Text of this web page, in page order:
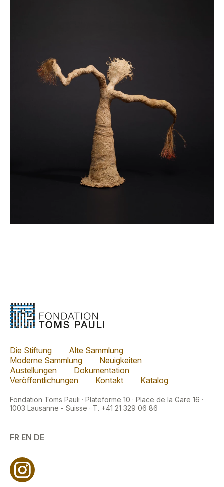
Die Stiftung
Alte Sammlung
Moderne Sammlung
Neuigkeiten
Austellungen
Dokumentation
Veröffentlichungen
Kontakt Katalog
Fondation Toms Pauli · Plateforme 10 · Place de la Gare 16 ·
1003 Lausanne - Suisse · T. +41 21 329 06 86
FR EN DE